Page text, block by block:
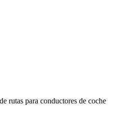
rutas para conductores de coche